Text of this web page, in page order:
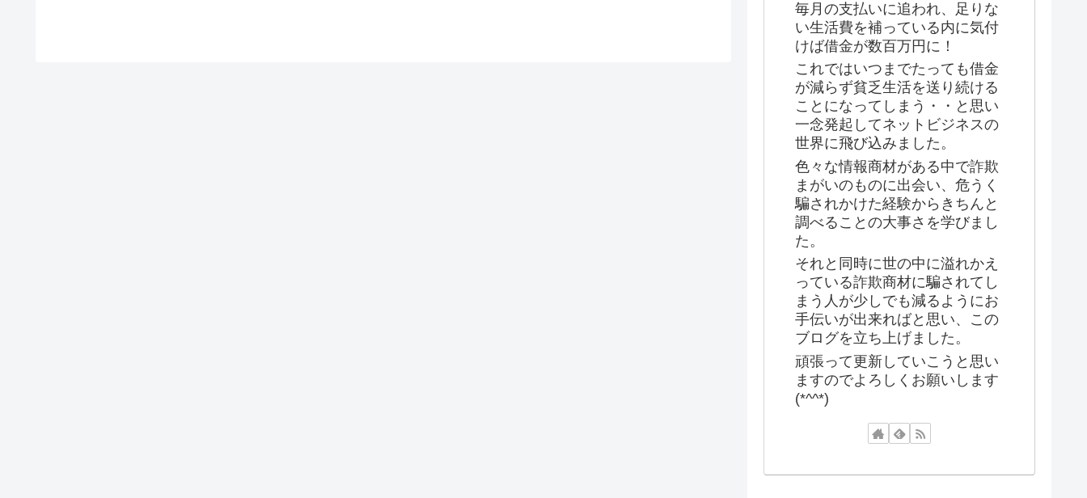
毎月の支払いに追われ、足りな
い生活費を補っている内に気付
けば借金が数百万円に！
これではいつまでたっても借金
が減らず貧乏生活を送り続ける
ことになってしまう・・と思い
一念発起してネットビジネスの
世界に飛び込みました。
色々な情報商材がある中で詐欺
まがいのものに出会い、危うく
騙されかけた経験からきちんと
調べることの大事さを学びまし
た。
それと同時に世の中に溢れかえ
っている詐欺商材に騙されてし
まう人が少しでも減るようにお
手伝いが出来ればと思い、この
ブログを立ち上げました。
頑張って更新していこうと思い
ますのでよろしくお願いします
(*^^*)